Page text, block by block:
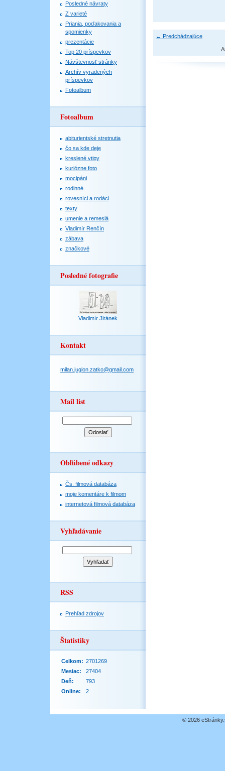
Posledné návraty
Z varieté
Priania, poďakovania a
spomienky
prezentácie
Top 20 príspevkov
Návštevnosť stránky
Archív vyradených
príspevkov
Fotoalbum
Fotoalbum
abiturientské stretnutia
čo sa kde deje
kreslené vtipy
kuriózne foto
mocipáni
rodinné
rovesníci a rodáci
texty
umenie a remeslá
Vladimír Renčín
zábava
značkové
Posledné fotografie
Vladimír Jiránek
Kontakt
milan.juglon.zatko@gmail.com
Mail list
Obľúbené odkazy
Čs. filmová databáza
moje komentáre k filmom
internetová filmová databáza
Vyhľadávanie
RSS
Prehľad zdrojov
Štatistiky
Online: 2
Celkom: 2701269
Mesiac:
27404
Deň:
793
← Predchádzajúce
© 2026